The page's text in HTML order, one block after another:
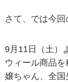
さて、では今回
9月11日（土）
ウィール商品
嬢ちゃん、全